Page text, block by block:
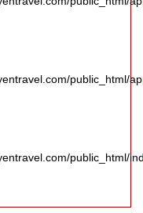
public_html/
public_html/